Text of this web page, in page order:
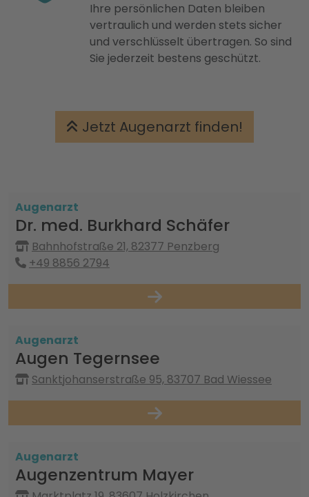
Ihre persönlichen Daten bleiben
vertraulich und werden stets sicher
und verschlüsselt übertragen. So sind
Sie jederzeit bestens geschützt.
Jetzt Augenarzt finden!
Augenarzt
Dr. med. Burkhard Schäfer
Bahnhofstraße 21, 82377 Penzberg
+49 8856 2794
Augenarzt
Augen Tegernsee
Sanktjohanserstraße 95, 83707 Bad Wiessee
Augenarzt
Augenzentrum Mayer